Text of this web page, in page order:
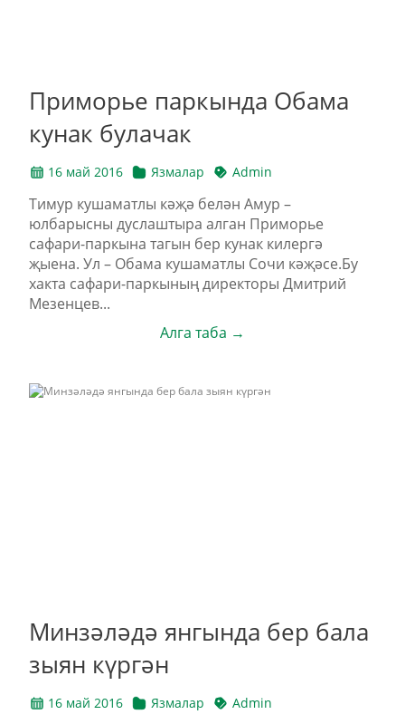
Приморье паркында Обама
кунак булачак
16 май 2016 Язмалар Admin
Тимур кушаматлы кәҗә белән Амур –
юлбарысны дуслаштыра алган Приморье
сафари-паркына тагын бер кунак килергә
җыена. Ул – Обама кушаматлы Сочи кәҗәсе.Бу
хакта сафари-паркының директоры Дмитрий
Мезенцев...
Алга таба →
Минзәләдә янгында бер бала
зыян күргән
16 май 2016 Язмалар Admin